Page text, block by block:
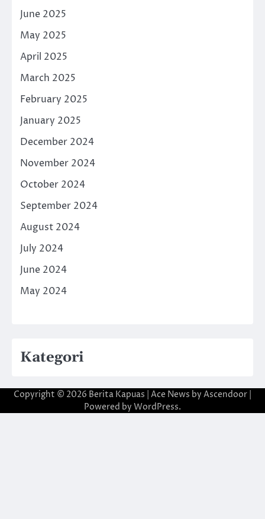
June 2025
May 2025
April 2025
March 2025
February 2025
January 2025
December 2024
November 2024
October 2024
September 2024
August 2024
July 2024
June 2024
May 2024
Kategori
Copyright © 2026 Berita Kapuas | Ace News by Ascendoor
Powered by WordPress.